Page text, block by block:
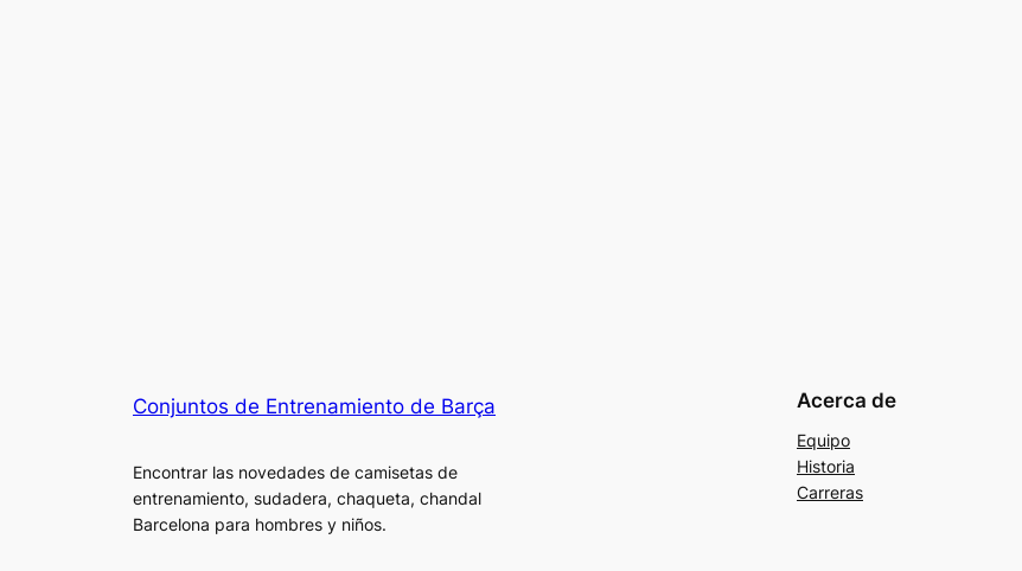
Conjuntos de Entrenamiento de Barça
Encontrar las novedades de camisetas de
entrenamiento, sudadera, chaqueta, chandal
Barcelona para hombres y niños.
Acerca de
Equipo
Historia
Carreras